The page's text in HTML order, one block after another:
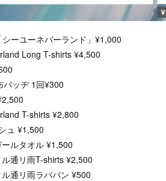
ーユーネバーランド」¥1,000
Long T-shirts ¥4,500
バッヂ 1回¥300
T-shirts ¥2,800
ュ ¥1,500
ルタオル ¥1,500
通リ雨T-shirts ¥2,500
通リ雨ラババン ¥500